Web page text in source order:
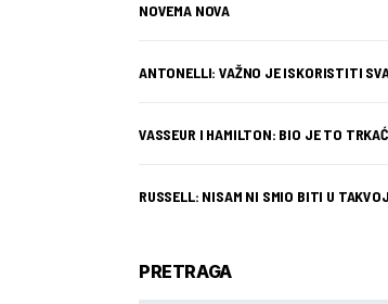
NOVEMA NOVA
ANTONELLI: VAŽNO JE ISKORISTITI
VASSEUR I HAMILTON: BIO JE TO
RUSSELL: NISAM NI SMIO BITI U
PRETRAGA